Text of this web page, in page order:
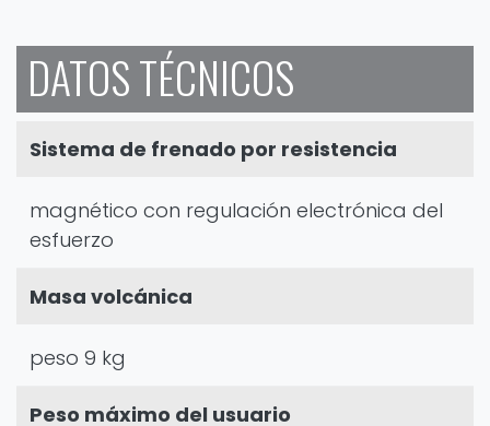
DATOS TÉCNICOS
Sistema de frenado por resistencia
magnético con regulación electrónica del
esfuerzo
Masa volcánica
peso 9 kg
Peso máximo del usuario